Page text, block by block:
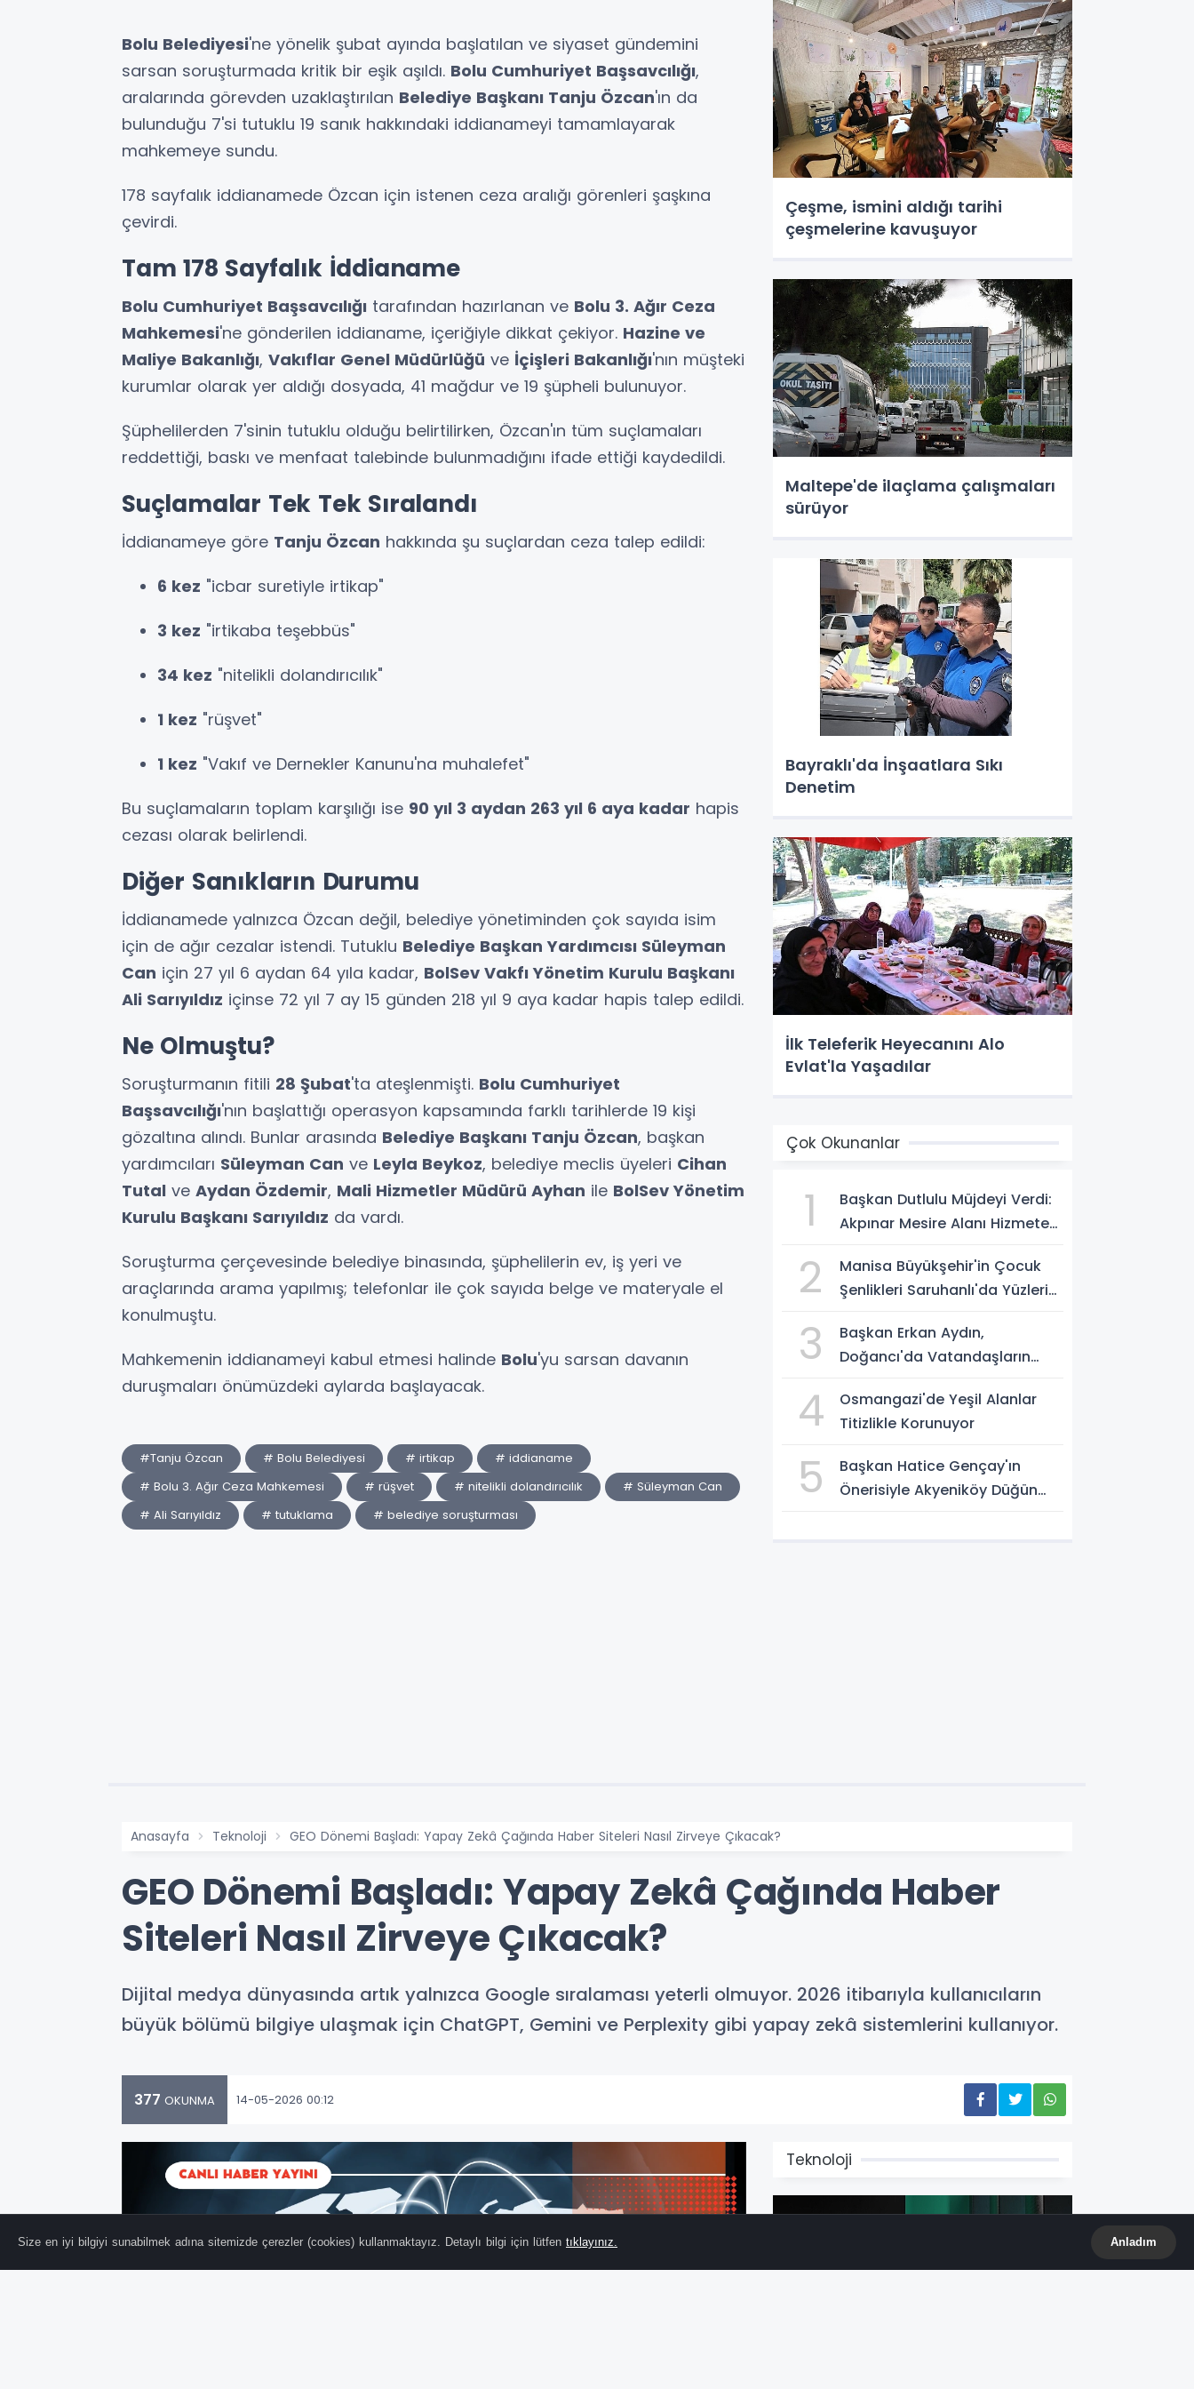
Bolu Belediyesi'ne yönelik şubat ayında başlatılan ve siyaset gündemini
sarsan soruşturmada kritik bir eşik aşıldı. Bolu Cumhuriyet Başsavcılığı,
aralarında görevden uzaklaştırılan Belediye Başkanı Tanju Özcan'ın da
bulunduğu 7'si tutuklu 19 sanık hakkındaki iddianameyi tamamlayarak
mahkemeye sundu.
178 sayfalık iddianamede Özcan için istenen ceza aralığı görenleri şaşkına
çevirdi.
Tam 178 Sayfalık İddianame
Bolu Cumhuriyet Başsavcılığı tarafından hazırlanan ve Bolu 3. Ağır Ceza
Mahkemesi'ne gönderilen iddianame, içeriğiyle dikkat çekiyor. Hazine ve
Maliye Bakanlığı, Vakıflar Genel Müdürlüğü ve İçişleri Bakanlığı'nın müşteki
kurumlar olarak yer aldığı dosyada, 41 mağdur ve 19 şüpheli bulunuyor.
Şüphelilerden 7'sinin tutuklu olduğu belirtilirken, Özcan'ın tüm suçlamaları
reddettiği, baskı ve menfaat talebinde bulunmadığını ifade ettiği kaydedildi.
Suçlamalar Tek Tek Sıralandı
İddianameye göre Tanju Özcan hakkında şu suçlardan ceza talep edildi:
6 kez "icbar suretiyle irtikap"
3 kez "irtikaba teşebbüs"
34 kez "nitelikli dolandırıcılık"
1 kez "rüşvet"
1 kez "Vakıf ve Dernekler Kanunu'na muhalefet"
Bu suçlamaların toplam karşılığı ise 90 yıl 3 aydan 263 yıl 6 aya kadar hapis
cezası olarak belirlendi.
Diğer Sanıkların Durumu
İddianamede yalnızca Özcan değil, belediye yönetiminden çok sayıda isim
için de ağır cezalar istendi. Tutuklu Belediye Başkan Yardımcısı Süleyman
Can için 27 yıl 6 aydan 64 yıla kadar, BolSev Vakfı Yönetim Kurulu Başkanı
Ali Sarıyıldız içinse 72 yıl 7 ay 15 günden 218 yıl 9 aya kadar hapis talep edildi.
Ne Olmuştu?
Soruşturmanın fitili 28 Şubat'ta ateşlenmişti. Bolu Cumhuriyet
Başsavcılığı'nın başlattığı operasyon kapsamında farklı tarihlerde 19 kişi
gözaltına alındı. Bunlar arasında Belediye Başkanı Tanju Özcan, başkan
yardımcıları Süleyman Can ve Leyla Beykoz, belediye meclis üyeleri Cihan
Tutal ve Aydan Özdemir, Mali Hizmetler Müdürü Ayhan ile BolSev Yönetim
Kurulu Başkanı Sarıyıldız da vardı.
Soruşturma çerçevesinde belediye binasında, şüphelilerin ev, iş yeri ve
araçlarında arama yapılmış; telefonlar ile çok sayıda belge ve materyale el
konulmuştu.
Mahkemenin iddianameyi kabul etmesi halinde Bolu'yu sarsan davanın
duruşmaları önümüzdeki aylarda başlayacak.
#Tanju Özcan # Bolu Belediyesi # irtikap
# iddianame
# Bolu 3. Ağır Ceza Mahkemesi
# rüşvet # nitelikli dolandırıcılık
# Süleyman Can
# Ali Sarıyıldız
# tutuklama # belediye soruşturması
Çeşme, ismini aldığı tarihi
çeşmelerine kavuşuyor
Maltepe'de ilaçlama çalışmaları
sürüyor
Bayraklı'da İnşaatlara Sıkı
Denetim
İlk Teleferik Heyecanını Alo
Evlat'la Yaşadılar
Çok Okunanlar
1
Başkan Dutlulu Müjdeyi Verdi:
Akpınar Mesire Alanı Hizmete
2
Manisa Büyükşehir'in Çocuk
Şenlikleri Saruhanlı'da Yüzleri
3
Başkan Erkan Aydın,
Doğancı'da Vatandaşların
4
Osmangazi'de Yeşil Alanlar
Titizlikle Korunuyor
5
Başkan Hatice Gençay'ın
Önerisiyle Akyeniköy Düğün
Anasayfa Teknoloji GEO Dönemi Başladı: Yapay Zekâ Çağında Haber Siteleri Nasıl Zirveye Çıkacak?
GEO Dönemi Başladı: Yapay Zekâ Çağında Haber
Siteleri Nasıl Zirveye Çıkacak?
Dijital medya dünyasında artık yalnızca Google sıralaması yeterli olmuyor. 2026 itibarıyla kullanıcıların
büyük bölümü bilgiye ulaşmak için ChatGPT, Gemini ve Perplexity gibi yapay zekâ sistemlerini kullanıyor.
377 OKUNMA 14-05-2026 00:12
Teknoloji
Size en iyi bilgiyi sunabilmek adına sitemizde çerezler (cookies) kullanmaktayız. Detaylı bilgi için lütfen tıklayınız. Anladım